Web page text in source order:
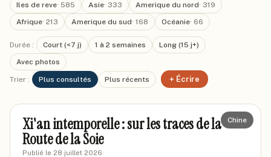
Iles de reve· 585 Asie· 333 Amerique du nord· 319
Afrique· 213 Amerique du sud· 168 Océanie· 66
Durée : Court (<7 j) 1 à 2 semaines
Long (15 j+)
Avec photos
Trier : Plus consultés Plus récents + Écrire
marievoyages87
Chine
Xi'an intemporelle : sur les traces de la
Route de la Soie
Publié le 28 juillet 2026